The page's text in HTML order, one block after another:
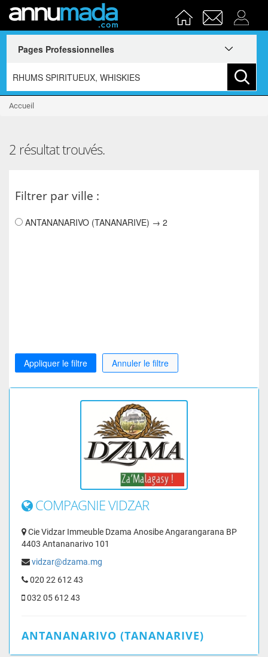
Accueil
2 résultat trouvés.
Filtrer par ville :
ANTANANARIVO (TANANARIVE) → 2
Appliquer le filtre Annuler le filtre
COMPAGNIE VIDZAR
Cie Vidzar Immeuble Dzama Anosibe Angarangarana BP
4403 Antananarivo 101
vidzar@dzama.mg
020 22 612 43
032 05 612 43
ANTANANARIVO (TANANARIVE)